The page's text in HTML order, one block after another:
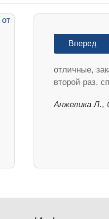
Вперед
отличные,
второй раз.
Анжелика Л.,